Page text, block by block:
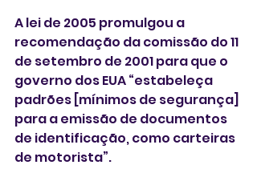
A lei de 2005 promulgou a
recomendação da comissão do 11
de setembro de 2001 para que o
governo dos EUA “estabeleça
padrões [mínimos de segurança]
para a emissão de documentos
de identificação, como carteiras
de motorista”.